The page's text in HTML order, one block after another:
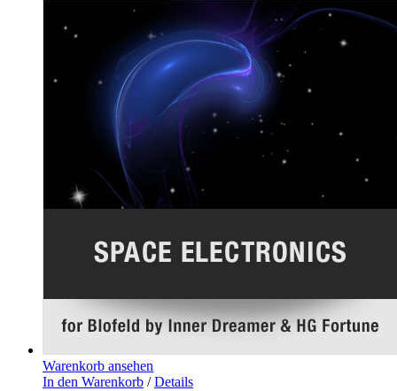
Warenkorb ansehen
In den Warenkorb / Details